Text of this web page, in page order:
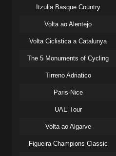
Itzulia Basque Country
Volta ao Alentejo
Volta Ciclistica a Catalunya
The 5 Monuments of Cycling
Tirreno Adriatico
Paris-Nice
UAE Tour
Volta ao Algarve
Figueira Champions Classic